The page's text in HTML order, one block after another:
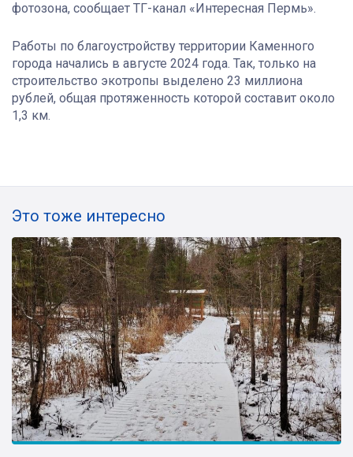
фотозона, сообщает ТГ-канал «Интересная Пермь».
Работы по благоустройству территории Каменного
города начались в августе 2024 года. Так, только на
строительство экотропы выделено 23 миллиона
рублей, общая протяженность которой составит около
1,3 км.
Это тоже интересно